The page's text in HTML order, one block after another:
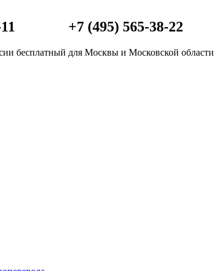
бесплатный
+7 (495) 565-38-22
для Москвы и Московской области